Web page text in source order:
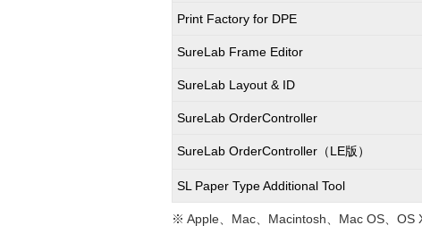
Print Factory for DPE
SureLab Frame Editor
SureLab Layout & ID
SureLab OrderController
SureLab OrderController（LE版）
SL Paper Type Additional Tool
※ Apple、Mac、Macintosh、Mac OS、OS